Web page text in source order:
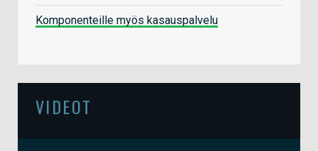
Komponenteille myös kasauspalvelu
VIDEOT